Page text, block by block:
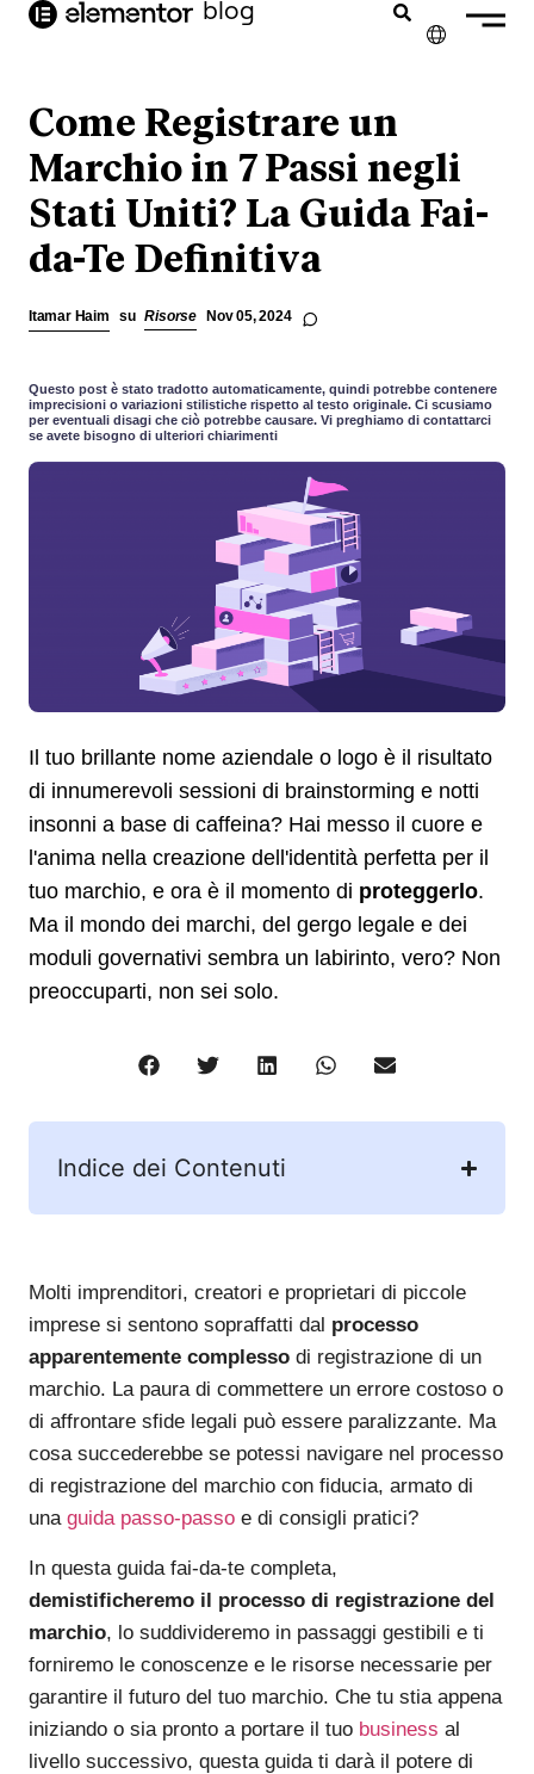
contenuto blog
FRANÇAIS
NEDERLANDS
Come Registrare un
Marchio in 7 Passi negli
Stati Uniti? La Guida Fai-
da-Te Definitiva
Itamar Haim su Risorse Nov 05, 2024
Questo post è stato tradotto automaticamente, quindi potrebbe contenere
imprecisioni o variazioni stilistiche rispetto al testo originale. Ci scusiamo
per eventuali disagi che ciò potrebbe causare. Vi preghiamo di contattarci
se avete bisogno di ulteriori chiarimenti
Il tuo brillante nome aziendale o logo è il risultato
di innumerevoli sessioni di brainstorming e notti
insonni a base di caffeina? Hai messo il cuore e
l'anima nella creazione dell'identità perfetta per il
tuo marchio, e ora è il momento di proteggerlo.
Ma il mondo dei marchi, del gergo legale e dei
moduli governativi sembra un labirinto, vero? Non
preoccuparti, non sei solo.
Indice dei Contenuti
Molti imprenditori, creatori e proprietari di piccole
imprese si sentono sopraffatti dal processo
apparentemente complesso di registrazione di un
marchio. La paura di commettere un errore costoso o
di affrontare sfide legali può essere paralizzante. Ma
cosa succederebbe se potessi navigare nel processo
di registrazione del marchio con fiducia, armato di
una guida passo-passo e di consigli pratici?
In questa guida fai-da-te completa,
demistificheremo il processo di registrazione del
marchio, lo suddivideremo in passaggi gestibili e ti
forniremo le conoscenze e le risorse necessarie per
garantire il futuro del tuo marchio. Che tu stia appena
iniziando o sia pronto a portare il tuo business al
livello successivo, questa guida ti darà il potere di